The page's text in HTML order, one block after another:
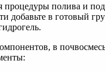
полива и
добавьте в готовый
в